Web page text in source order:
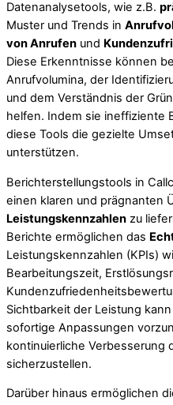
Datenanalysetools, wie z.B.
Muster und Trends in
von Anrufen und
Diese Erkenntnisse können
Anrufvolumina, der
und dem Verständnis der
helfen. Indem sie ineffiziente
diese Tools die gezielte
unterstützen.
Berichterstellungstools in
einen klaren und prägnanten
Leistungskennzahlen zu
Berichte ermöglichen das
Leistungskennzahlen (KPIs)
Bearbeitungszeit,
Sichtbarkeit der Leistung
sofortige Anpassungen
kontinuierliche Verbesserung
sicherzustellen.
Darüber hinaus ermöglichen